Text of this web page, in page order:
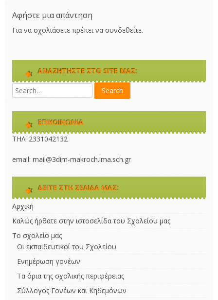
Αφήστε μια απάντηση
Για να σχολιάσετε πρέπει να συνδεθείτε.
ΑΝΑΖΗΤΉΣΤΕ ΣΤΟ SITE ΜΑΣ:
ΕΠΙΚΟΙΝΩΝΊΑ
ΤΗΛ: 2331042132 
email: mail@3dim-makroch.ima.sch.gr
ΔΕΊΤΕ ΣΤΗ ΣΕΛΊΔΑ ΜΑΣ:
Αρχική
Καλώς ήρθατε στην ιστοσελίδα του Σχολείου μας
Το σχολείο μας
Οι εκπαιδευτικοί του Σχολείου
Ενημέρωση γονέων
Τα όρια της σχολικής περιφέρειας
Σύλλογος Γονέων και Κηδεμόνων